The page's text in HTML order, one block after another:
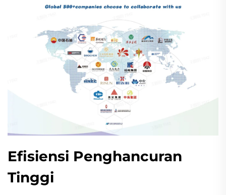
Efisiensi Penghancuran
Tinggi